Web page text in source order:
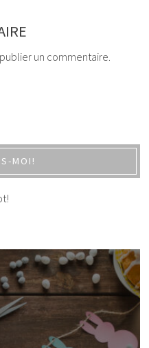
un commentaire.
MOI!